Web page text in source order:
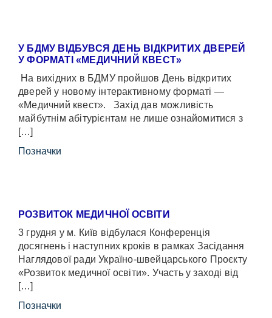
У БДМУ ВІДБУВСЯ ДЕНЬ ВІДКРИТИХ ДВЕРЕЙ
У ФОРМАТІ «МЕДИЧНИЙ КВЕСТ»
На вихідних в БДМУ пройшов День відкритих
дверей у новому інтерактивному форматі —
«Медичний квест». Захід дав можливість
майбутнім абітурієнтам не лише ознайомитися з
[…]
Позначки
РОЗВИТОК МЕДИЧНОЇ ОСВІТИ
3 грудня у м. Київ відбулася Конференція
досягнень і наступних кроків в рамках Засідання
Наглядової ради Україно-швейцарського Проєкту
«Розвиток медичної освіти». Участь у заході від
[…]
Позначки